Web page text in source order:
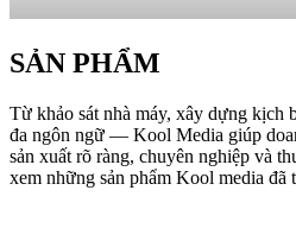
SẢN PHẨM
Từ khảo sát nhà máy, xây dựng kịch
đa ngôn ngữ — Kool Media giúp
sản xuất rõ ràng, chuyên nghiệp và
xem những sản phẩm Kool media đã